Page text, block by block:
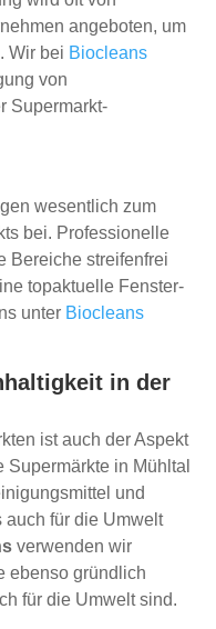
angeboten, um
Wir bei Biocleans
von
Supermarkt-
wesentlich zum
bei. Professionelle
Bereiche streifenfrei
topaktuelle Fenster-
unter Biocleans
in der
ist auch der Aspekt
Supermärkte in Mühltal
und
auch für die Umwelt
verwenden wir
ebenso gründlich
für die Umwelt sind.